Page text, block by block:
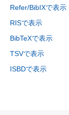
Refer/BibIXで表示
RISで表示
BibTeXで表示
TSVで表示
ISBDで表示